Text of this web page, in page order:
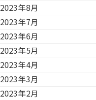
2023年8月
2023年7月
2023年6月
2023年5月
2023年4月
2023年3月
2023年2月